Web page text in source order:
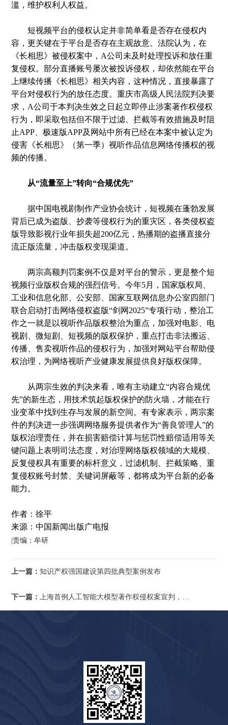
滥，维护权利人权益。
短视频平台的侵权认定并非简单看是否存在侵权内
容，更关键在于平台是否存在主观故意。法院认为，在
《长相思》被侵权案中，A公司未及时处理投诉和放任重
复侵权。部分直播账号屡次被投诉侵权，却依然能在平台
上继续传播《长相思》相关内容，这种情况，直接暴露了
平台对侵权行为的放任态度。重庆市高级人民法院判决要
求，A公司于本判决生效之日起立即停止涉案著作权侵权
行为，即采取包括但不限于过滤、拦截等有效措施及时阻
止APP、极速版APP及网站中所有已经在本案中被认定为
侵害《长相思》（第一季）视听作品信息网络传播权的视
频的传播。
从“流量至上”转向“合规优先”
据中国电视剧制作产业协会统计，短视频在蓬勃发展
背后已成为盗版、抄袭等侵权行为的重灾区，各类侵权盗
版导致影视行业年损失超200亿元，热播期的盗播直接分
流正版流量，冲击版权变现渠道。
两宗高额判罚案例不仅是对平台的警示，更是整个短
视频行业版权合规的强烈信号。今年5月，国家版权局、
工业和信息化部、公安部、国家互联网信息办公室四部门
联合启动打击网络侵权盗版“剑网2025”专项行动，整治工
作之一就是以视听作品版权整治为重点，加强对电影、电
视剧、微短剧、短视频的版权保护，重点打击非法搬运、
传播、售卖视听作品的侵权行为，加强对网站平台帮助侵
权治理，为网络视听产业健康发展提供良好版权保障。
从两宗生效的判决来看，唯有主动建立“内容合规优
先”的新生态，用技术筑起版权保护的防火墙，才能在行
业变革中找到生存与发展的新空间。有专家表示，两宗案
件的判决进一步强调网络服务提供者作为“善良管理人”的
版权治理责任，并在损害赔偿计算与惩罚性赔偿适用等关
键问题上表明司法态度，对治理网络版权领域的大规模、
反复侵权具有重要的标杆意义，过滤机制、拦截策略、重
复侵权账号封禁、关键词屏蔽等，都将成为平台新的必备
能力。
作者：徐平
来源：中国新闻出版广电报
|责编：牟研
上一篇：知识产权强国建设第四批典型案例发布
下一篇：上海首例人工智能大模型著作权侵权案宣判，用户被判赔偿5万元